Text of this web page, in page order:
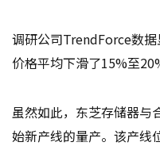
调研公司TrendForce数
价格平均下滑了15%至
虽然如此，东芝存储器与
始新产线的量产。该产线